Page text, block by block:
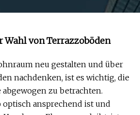
Wahl von Terrazzoböden
neu gestalten und über
nachdenken, ist es wichtig, die
zu betrachten.
optisch ansprechend ist und